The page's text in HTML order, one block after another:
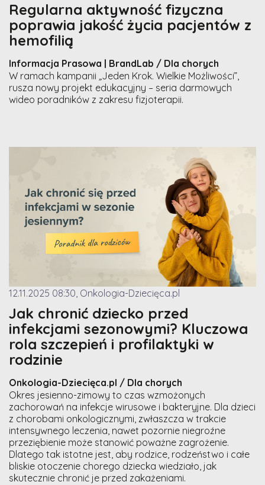
Regularna aktywność fizyczna
poprawia jakość życia pacjentów z
hemofilią
Informacja Prasowa | BrandLab / Dla chorych
W ramach kampanii „Jeden Krok. Wielkie Możliwości”,
rusza nowy projekt edukacyjny – seria darmowych
wideo poradników z zakresu fizjoterapii.
12.11.2025 08:30, Onkologia-Dziecięca.pl
Jak chronić dziecko przed
infekcjami sezonowymi? Kluczowa
rola szczepień i profilaktyki w
rodzinie
Onkologia-Dziecięca.pl / Dla chorych
Okres jesienno-zimowy to czas wzmożonych
zachorowań na infekcje wirusowe i bakteryjne. Dla dzieci
z chorobami onkologicznymi, zwłaszcza w trakcie
intensywnego leczenia, nawet pozornie niegroźne
przeziębienie może stanowić poważne zagrożenie.
Dlatego tak istotne jest, aby rodzice, rodzeństwo i całe
bliskie otoczenie chorego dziecka wiedziało, jak
skutecznie chronić je przed zakażeniami.